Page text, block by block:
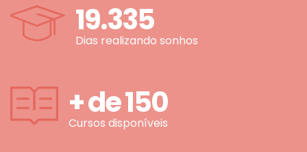
19.335
Dias realizando sonhos
+ de150
Cursos disponíveis